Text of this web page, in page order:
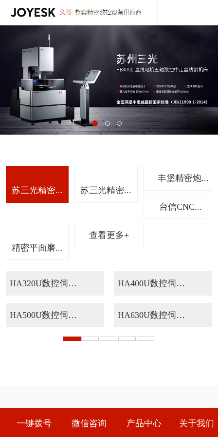
苏三光精密... 苏三光精密...
丰堡精密炮...
台信CNC...
精密平面磨...
查看更多+
HA320U数控伺服... HA400U数控伺服...
HA500U数控伺服... HA630U数控伺服...
实力雄厚
一键拨号 微信咨询 产品中心 关于我们